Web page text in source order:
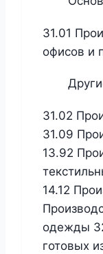
31.01
офисов и
31.02
31.09
13.92
14.12
одежды
готовых